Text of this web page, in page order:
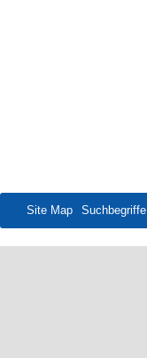
Site Map Suchbegriffe